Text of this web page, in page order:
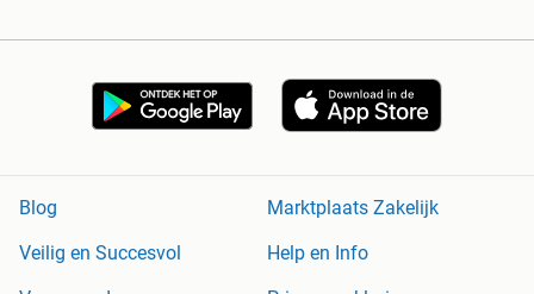
Blog
Marktplaats Zakelijk
Veilig en Succesvol
Help en Info